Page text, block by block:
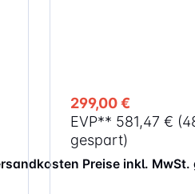
299,00 €
EVP** 581,47 €
gespart)
Preise inkl.